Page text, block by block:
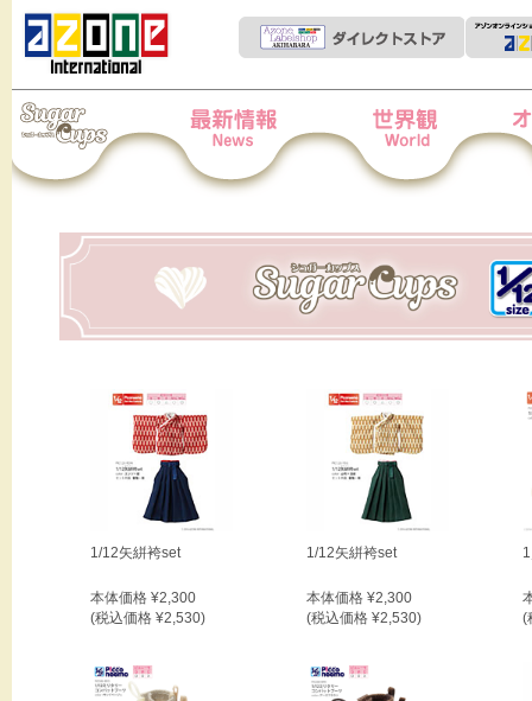
1/12矢絣袴set
本体価格 ¥2,300
(税込価格 ¥2,530)
1/12矢絣袴set
本体価格 ¥2,300
(税込価格 ¥2,530)
(